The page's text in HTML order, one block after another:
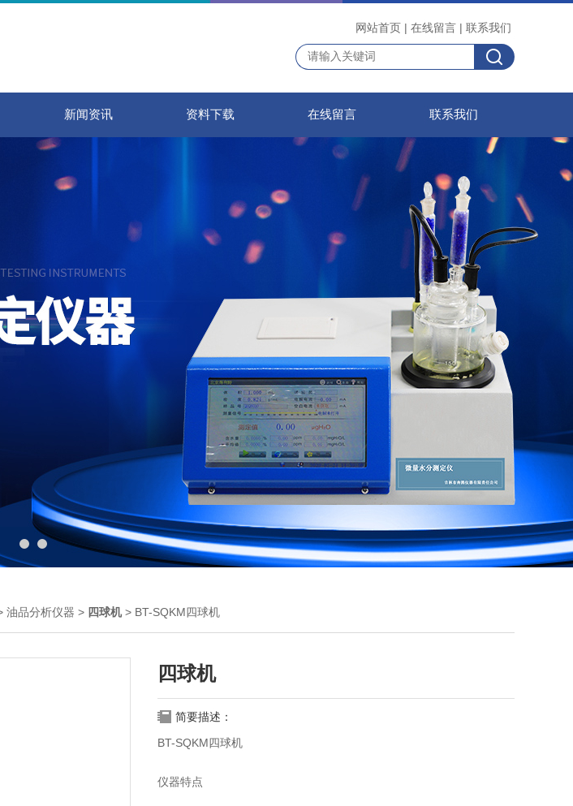
网站首页 | 在线留言 | 联系我们
新闻资讯 资料下载 在线留言 联系我们
油品分析仪器 > 四球机> BT-SQKM四球机
四球机
简要描述：
BT-SQKM四球机
仪器特点